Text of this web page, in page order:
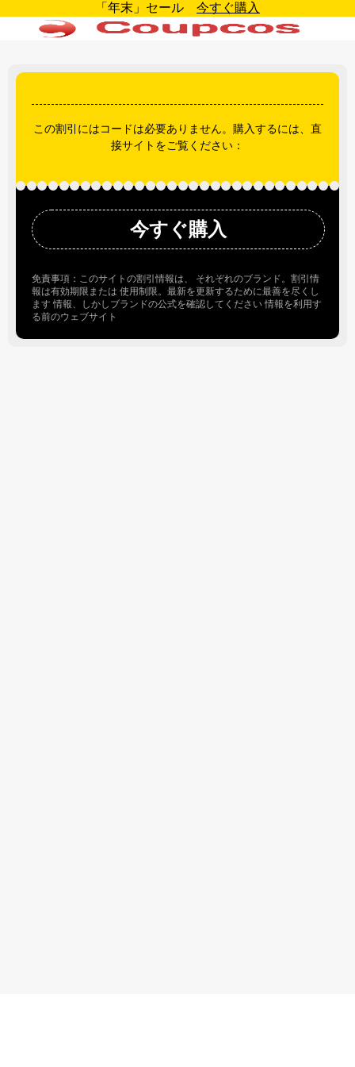
「年末」セール 今すぐ購入
この割引にはコードは必要ありません。購入するには、直
接サイトをご覧ください：
今すぐ購入
免責事項：このサイトの割引情報は、 それぞれのブランド。割引情
報は有効期限または 使用制限。最新を更新するために最善を尽くし
ます 情報、しかしブランドの公式を確認してください 情報を利用す
る前のウェブサイト